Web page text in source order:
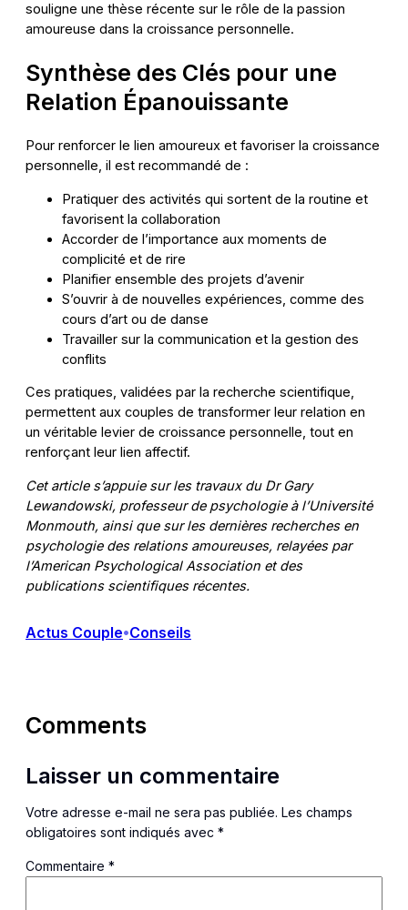
souligne une thèse récente sur le rôle de la passion
amoureuse dans la croissance personnelle.
Synthèse des Clés pour une
Relation Épanouissante
Pour renforcer le lien amoureux et favoriser la croissance
personnelle, il est recommandé de :
Pratiquer des activités qui sortent de la routine et
favorisent la collaboration
Accorder de l’importance aux moments de
complicité et de rire
Planifier ensemble des projets d’avenir
S’ouvrir à de nouvelles expériences, comme des
cours d’art ou de danse
Travailler sur la communication et la gestion des
conflits
Ces pratiques, validées par la recherche scientifique,
permettent aux couples de transformer leur relation en
un véritable levier de croissance personnelle, tout en
renforçant leur lien affectif.
Cet article s’appuie sur les travaux du Dr Gary
Lewandowski, professeur de psychologie à l’Université
Monmouth, ainsi que sur les dernières recherches en
psychologie des relations amoureuses, relayées par
l’American Psychological Association et des
publications scientifiques récentes.
Actus Couple•Conseils
Comments
Laisser un commentaire
Votre adresse e-mail ne sera pas publiée. Les champs
obligatoires sont indiqués avec *
Commentaire *